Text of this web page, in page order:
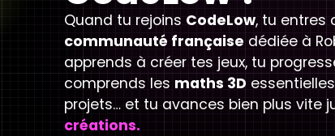
Quand tu rejoins CodeLow, tu entres
communauté française dédiée à
apprends à créer tes jeux, tu
comprends les maths 3D
projets… et tu avances bien plus vite
créations.